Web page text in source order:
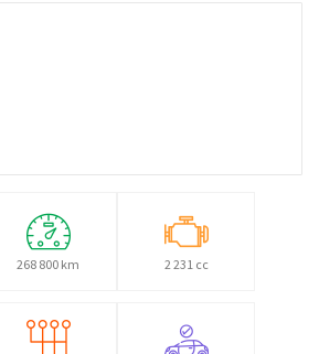
268 800 km 2 231 cc